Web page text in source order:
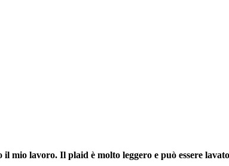
mio lavoro. Il plaid è molto leggero e può essere